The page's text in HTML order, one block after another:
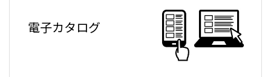
電子カタログ